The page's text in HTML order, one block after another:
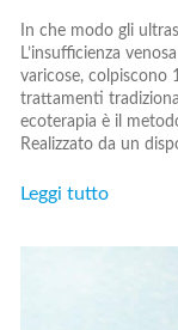
In che modo gli
L’insufficienza
varicose, colpiscono
trattamenti
ecoterapia è il
Realizzato da un
Leggi tutto